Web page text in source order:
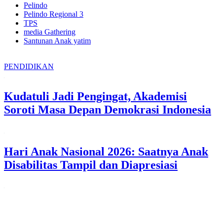
Pelindo
Pelindo Regional 3
TPS
media Gathering
Santunan Anak yatim
PENDIDIKAN
Kudatuli Jadi Pengingat, Akademisi
Soroti Masa Depan Demokrasi Indonesia
Hari Anak Nasional 2026: Saatnya Anak
Disabilitas Tampil dan Diapresiasi